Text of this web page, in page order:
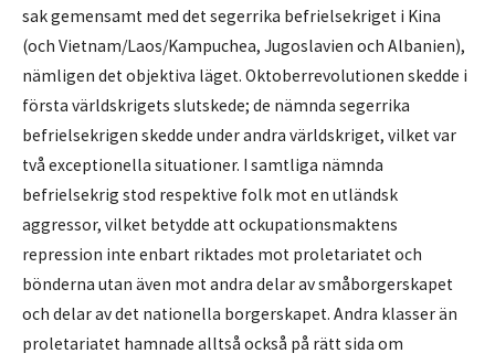
sak gemensamt med det segerrika befrielsekriget i Kina
(och Vietnam/Laos/Kampuchea, Jugoslavien och Albanien),
nämligen det objektiva läget. Oktoberrevolutionen skedde i
första världskrigets slutskede; de nämnda segerrika
befrielsekrigen skedde under andra världskriget, vilket var
två exceptionella situationer. I samtliga nämnda
befrielsekrig stod respektive folk mot en utländsk
aggressor, vilket betydde att ockupationsmaktens
repression inte enbart riktades mot proletariatet och
bönderna utan även mot andra delar av småborgerskapet
och delar av det nationella borgerskapet. Andra klasser än
proletariatet hamnade alltså också på rätt sida om